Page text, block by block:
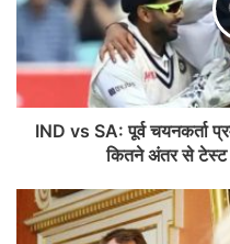
IND vs SA: पूर्व चयनकर्ता
कितने अंतर से टेस्ट